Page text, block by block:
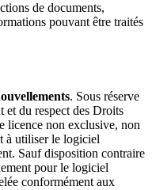
de documents,
pouvant être traités
. Sous réserve
et du respect des Droits
licence non exclusive, non
à utiliser le logiciel
Sauf disposition contraire
pour le logiciel
conformément aux